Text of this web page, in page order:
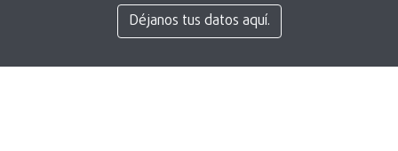
Déjanos tus datos aquí.